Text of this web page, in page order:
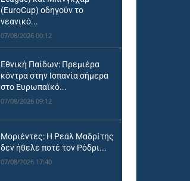
(EuroCup) οδηγούν το
νεανικό...
07/08/2026 00:12
Εθνική Παίδων: Πρεμιέρα
κόντρα στην Ισπανία σήμερα
στο Ευρωπαϊκό...
07/08/2026 09:12
Μοριέντες: Η Ρεάλ Μαδρίτης
δεν ήθελε ποτέ τον Ρόδρι...
07/08/2026 17:40